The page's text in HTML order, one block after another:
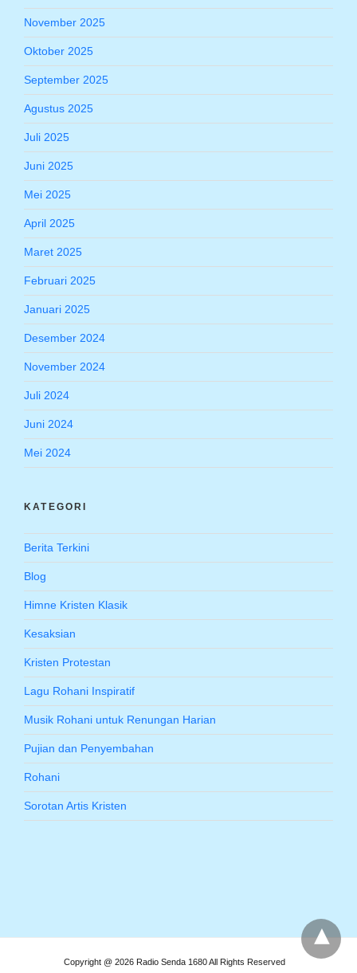
November 2025
Oktober 2025
September 2025
Agustus 2025
Juli 2025
Juni 2025
Mei 2025
April 2025
Maret 2025
Februari 2025
Januari 2025
Desember 2024
November 2024
Juli 2024
Juni 2024
Mei 2024
KATEGORI
Berita Terkini
Blog
Himne Kristen Klasik
Kesaksian
Kristen Protestan
Lagu Rohani Inspiratif
Musik Rohani untuk Renungan Harian
Pujian dan Penyembahan
Rohani
Sorotan Artis Kristen
Copyright @ 2026 Radio Senda 1680 All Rights Reserved